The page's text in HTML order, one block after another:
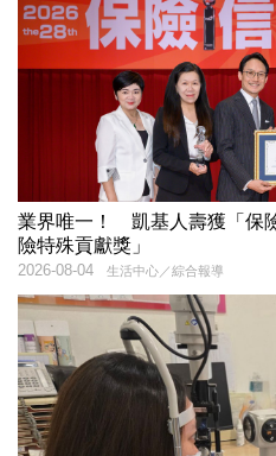
業界唯一！ 凱基人壽獲「保
險特殊貢獻獎」
生活中心／綜合報導
2026-08-04